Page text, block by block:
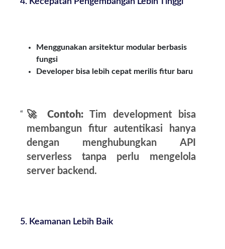
Menggunakan arsitektur modular berbasis
fungsi
Developer bisa lebih cepat merilis fitur baru
🚀 Contoh:Tim development bisa
membangun fitur autentikasi hanya
dengan menghubungkan API
serverless tanpa perlu mengelola
server backend.
5. Keamanan Lebih Baik